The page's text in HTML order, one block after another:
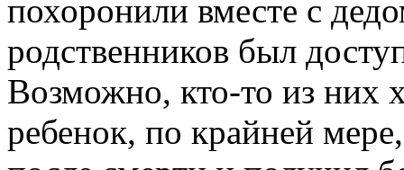
похоронили вместе с
родственников был
Возможно, кто-то из них
ребенок, по крайней